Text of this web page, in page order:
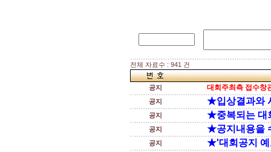
전체 자료수 : 941 건
공지 대회주최측 접수창
공지 ★입상결과와
공지 ★중복되는 대
공지 ★공지내용을
공지 ★'대회공지 예